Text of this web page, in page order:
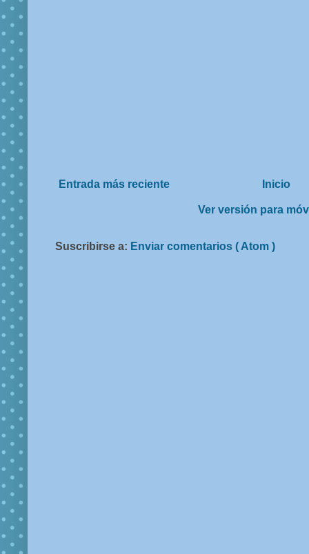
Entrada más reciente Inicio
Ver versión para
Suscribirse a: Enviar comentarios ( Atom )